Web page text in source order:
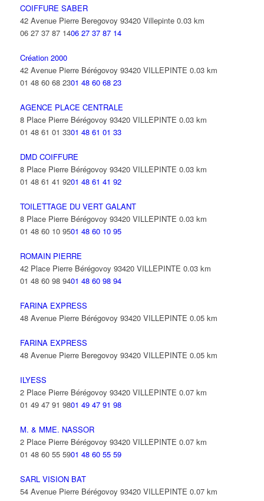
COIFFURE SABER
42 Avenue Pierre Beregovoy 93420 Villepinte 0.03 km
06 27 37 87 1406 27 37 87 14
Création 2000
42 Avenue Pierre Bérégovoy 93420 VILLEPINTE 0.03 km
01 48 60 68 2301 48 60 68 23
AGENCE PLACE CENTRALE
8 Place Pierre Bérégovoy 93420 VILLEPINTE 0.03 km
01 48 61 01 3301 48 61 01 33
DMD COIFFURE
8 Place Pierre Bérégovoy 93420 VILLEPINTE 0.03 km
01 48 61 41 9201 48 61 41 92
TOILETTAGE DU VERT GALANT
8 Place Pierre Bérégovoy 93420 VILLEPINTE 0.03 km
01 48 60 10 9501 48 60 10 95
ROMAIN PIERRE
42 Place Pierre Bérégovoy 93420 VILLEPINTE 0.03 km
01 48 60 98 9401 48 60 98 94
FARINA EXPRESS
48 Avenue Pierre Bérégovoy 93420 VILLEPINTE 0.05 km
FARINA EXPRESS
48 Avenue Pierre Beregovoy 93420 VILLEPINTE 0.05 km
ILYESS
2 Place Pierre Bérégovoy 93420 VILLEPINTE 0.07 km
01 49 47 91 9801 49 47 91 98
M. & MME. NASSOR
2 Place Pierre Bérégovoy 93420 VILLEPINTE 0.07 km
01 48 60 55 5901 48 60 55 59
SARL VISION BAT
54 Avenue Pierre Bérégovoy 93420 VILLEPINTE 0.07 km